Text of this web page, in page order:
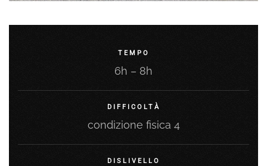
TEMPO
6h – 8h
DIFFICOLTÀ
condizione fisica 4
DISLIVELLO